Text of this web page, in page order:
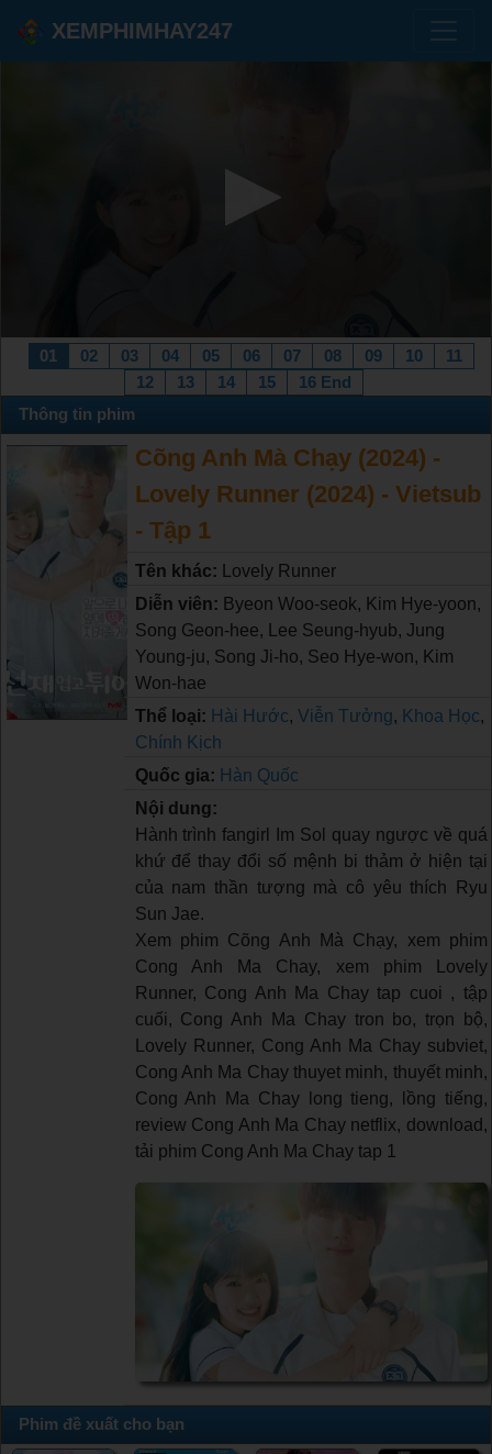
XEMPHIMHAY247
01 02 03 04 05 06 07 08 09 10
11
12
13 14 15
16 End
Thông tin phim
Cõng Anh Mà Chạy (2024) -
Lovely Runner (2024) - Vietsub
- Tập 1
Tên khác:
Lovely Runner
Diễn viên: Byeon Woo-seok, Kim Hye-yoon,
Song Geon-hee, Lee Seung-hyub, Jung
Young-ju, Song Ji-ho, Seo Hye-won, Kim
Won-hae
Thể loại: Hài Hước, Viễn Tưởng, Khoa Học,
Chính Kịch
Quốc gia: Hàn Quốc
Nội dung:
Hành trình fangirl Im Sol quay ngược về quá
khứ để thay đổi số mệnh bi thảm ở hiện tại
của nam thần tượng mà cô yêu thích Ryu
Sun Jae.
Xem phim Cõng Anh Mà Chạy, xem phim
Cong Anh Ma Chay, xem phim Lovely
Runner, Cong Anh Ma Chay tap cuoi , tập
cuối, Cong Anh Ma Chay tron bo, trọn bộ,
Lovely Runner, Cong Anh Ma Chay subviet,
Cong Anh Ma Chay thuyet minh, thuyết minh,
Cong Anh Ma Chay long tieng, lồng tiếng,
review Cong Anh Ma Chay netflix, download,
tải phim Cong Anh Ma Chay tap 1
Phim đề xuất cho bạn